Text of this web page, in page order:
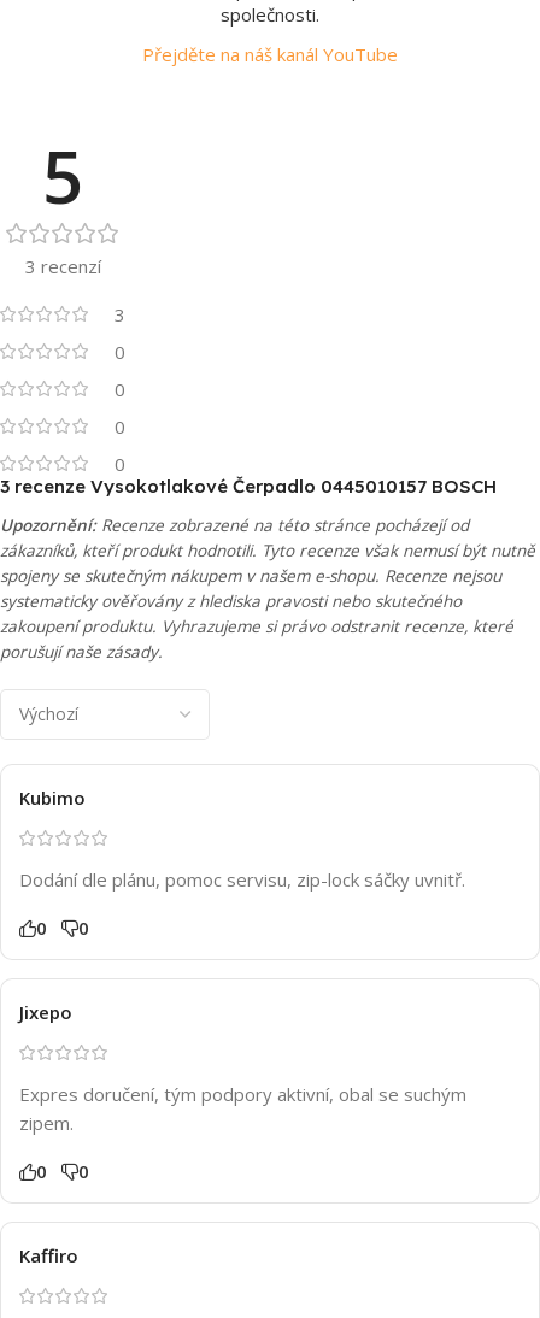
společnosti.
Přejděte na náš kanál YouTube
5
3 recenzí
3
0
0
0
0
3 recenze Vysokotlakové Čerpadlo 0445010157 BOSCH
Upozornění:Recenze zobrazené na této stránce pocházejí od
zákazníků, kteří produkt hodnotili. Tyto recenze však nemusí být nutně
spojeny se skutečným nákupem v našem e-shopu. Recenze nejsou
systematicky ověřovány z hlediska pravosti nebo skutečného
zakoupení produktu. Vyhrazujeme si právo odstranit recenze, které
porušují naše zásady.
Kubimo
Dodání dle plánu, pomoc servisu, zip-lock sáčky uvnitř.
0 0
Jixepo
Expres doručení, tým podpory aktivní, obal se suchým
zipem.
0 0
Kaffiro